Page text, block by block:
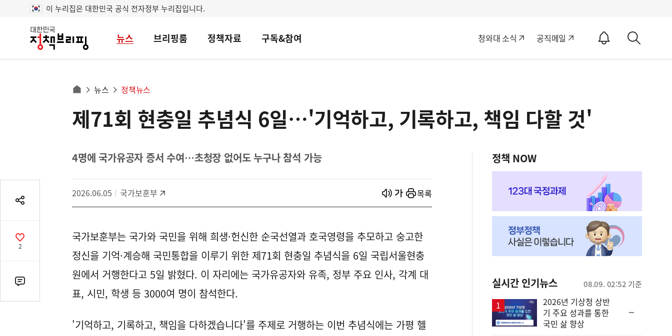
이 누리집은 대한민국 공식 전자정부 누리집입니다.
대
민
뉴스 브리핑룸 정책자료 구독&참여 청와대 소식 공직메일
알
ON
세
로
으
로
뉴스 정책뉴스
공
기
공
감
2
댓
글
제71회 현충일 추념식 6일…'기억하고, 기록하고, 책임 다할 것'
4명에 국가유공자 증서 수여…초청장 없어도 누구나 참석 가능
2026.06.05 국가보훈부 열기열기 목록
국가보훈부는 국가와 국민을 위해 희생·헌신한 순국선열과 호국영령을 추모하고 숭고한
정신을 기억·계승해 국민통합을 이루기 위한 제71회 현충일 추념식을 6일 국립서울현충
원에서 거행한다고 5일 밝혔다. 이 자리에는 국가유공자와 유족, 정부 주요 인사, 각계 대
표, 시민, 학생 등 3000여 명이 참석한다.
'기억하고, 기록하고, 책임을 다하겠습니다'를 주제로 거행하는 이번 추념식에는 가평 헬
정책 NOW
실시간 인기뉴스 08.09. 02:52 기준
2026년 기상청 상반
기 주요 성과를 통한
국민 삶 향상